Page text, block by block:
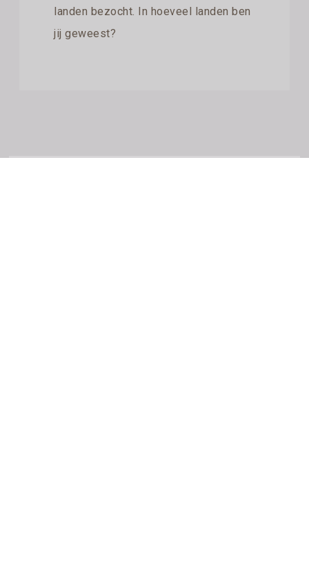
landen bezocht. In hoeveel landen ben
jij geweest?